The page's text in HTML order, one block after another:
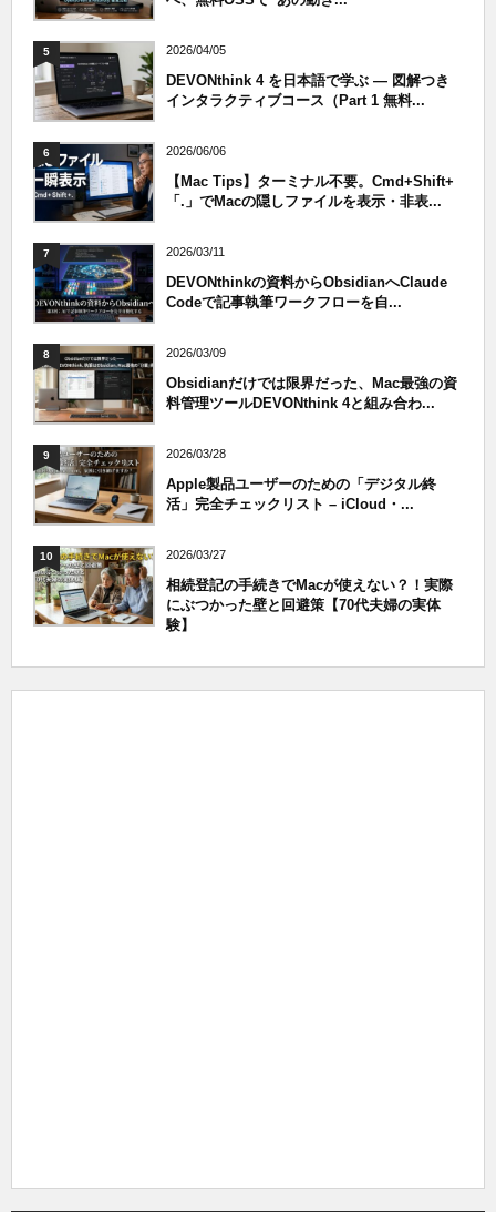
5 2026/04/05
DEVONthink 4 を日本語で学ぶ — 図解つき
インタラクティブコース（Part 1 無料...
6 2026/06/06
【Mac Tips】ターミナル不要。Cmd+Shift+
「.」でMacの隠しファイルを表示・非表...
7 2026/03/11
DEVONthinkの資料からObsidianへClaude
Codeで記事執筆ワークフローを自...
8 2026/03/09
Obsidianだけでは限界だった、Mac最強の資
料管理ツールDEVONthink 4と組み合わ...
9 2026/03/28
Apple製品ユーザーのための「デジタル終
活」完全チェックリスト – iCloud・...
10 2026/03/27
相続登記の手続きでMacが使えない？！実際
にぶつかった壁と回避策【70代夫婦の実体
験】